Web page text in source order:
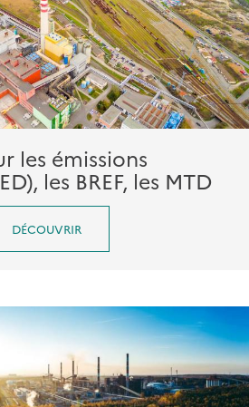
les émissions
les BREF, les MTD
DÉCOUVRIR